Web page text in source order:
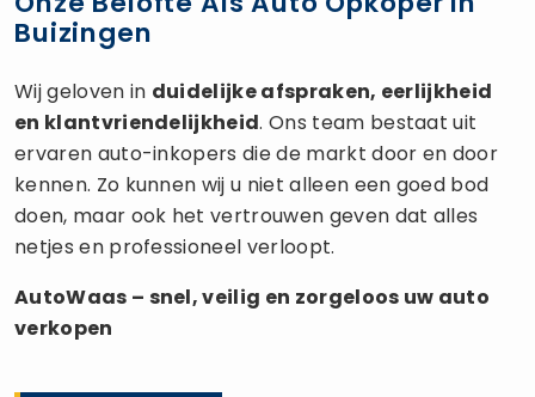
Buizingen
Wij geloven in duidelijke afspraken, eerlijkheid
en klantvriendelijkheid. Ons team bestaat uit
ervaren auto-inkopers die de markt door en door
kennen. Zo kunnen wij u niet alleen een goed bod
doen, maar ook het vertrouwen geven dat alles
netjes en professioneel verloopt.
AutoWaas – snel, veilig en zorgeloos uw auto
verkopen